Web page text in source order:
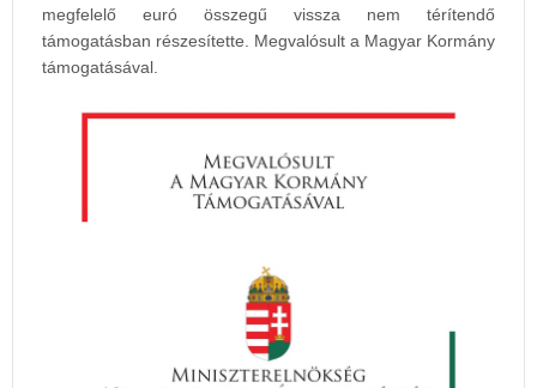
megfelelő euró összegű vissza nem térítendő
támogatásban részesítette. Megvalósult a Magyar Kormány
támogatásával.